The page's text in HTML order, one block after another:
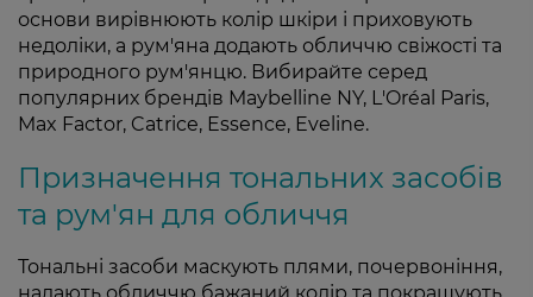
основи вирівнюють колір шкіри і приховують
недоліки, а рум'яна додають обличчю свіжості та
природного рум'янцю. Вибирайте серед
популярних брендів Maybelline NY, L'Oréal Paris,
Max Factor, Catrice, Essence, Eveline.
Призначення тональних засобів
та рум'ян для обличчя
Тональні засоби маскують плями, почервоніння,